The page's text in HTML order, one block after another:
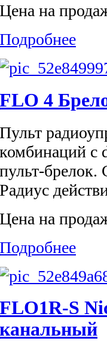
Цена на
Подробнее
FLO 4
Пульт
комбинаций с
пульт-
Радиус
Цена на
Подробнее
FLO1R-S
канальный